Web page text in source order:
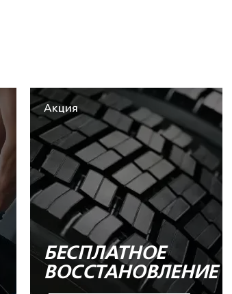
Акция
БЕСПЛАТНОЕ
ВОССТАНОВЛЕНИЕ